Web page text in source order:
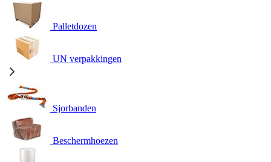
Palletdozen
UN verpakkingen
Sjorbanden
Beschermhoezen